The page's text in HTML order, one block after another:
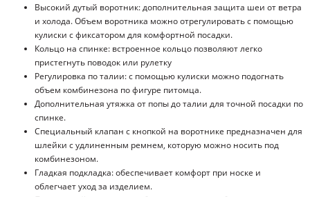
Высокий дутый воротник: дополнительная защита шеи от ветра
и холода. Объем воротника можно отрегулировать с помощью
кулиски с фиксатором для комфортной посадки.
Кольцо на спинке: встроенное кольцо позволяют легко
пристегнуть поводок или рулетку
Регулировка по талии: с помощью кулиски можно подогнать
объем комбинезона по фигуре питомца.
Дополнительная утяжка от попы до талии для точной посадки по
спинке.
Специальный клапан с кнопкой на воротнике предназначен для
шлейки с удлиненным ремнем, которую можно носить под
комбинезоном.
Гладкая подкладка: обеспечивает комфорт при носке и
облегчает уход за изделием.